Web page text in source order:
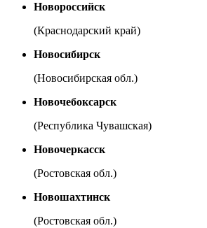
Новороссийск
(Краснодарский край)
Новосибирск
(Новосибирская обл.)
Новочебоксарск
(Республика Чувашская)
Новочеркасск
(Ростовская обл.)
Новошахтинск
(Ростовская обл.)